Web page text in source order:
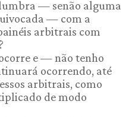
— senão alguma
— com a
arbitrais com
e — não tenho
ocorrendo, até
arbitrais, como
de modo